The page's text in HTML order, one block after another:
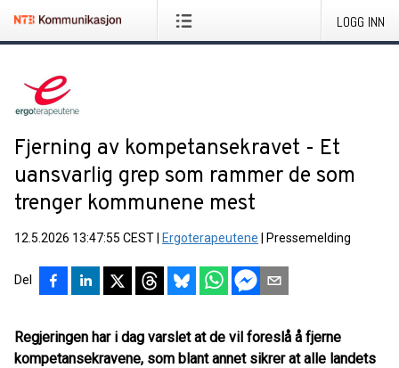
LOGG INN
Fjerning av kompetansekravet - Et
uansvarlig grep som rammer de som
trenger kommunene mest
12.5.2026 13:47:55 CEST Ergoterapeutene Pressemelding
Del
Regjeringen har i dag varslet at de vil foreslå å fjerne
kompetansekravene, som blant annet sikrer at alle landets